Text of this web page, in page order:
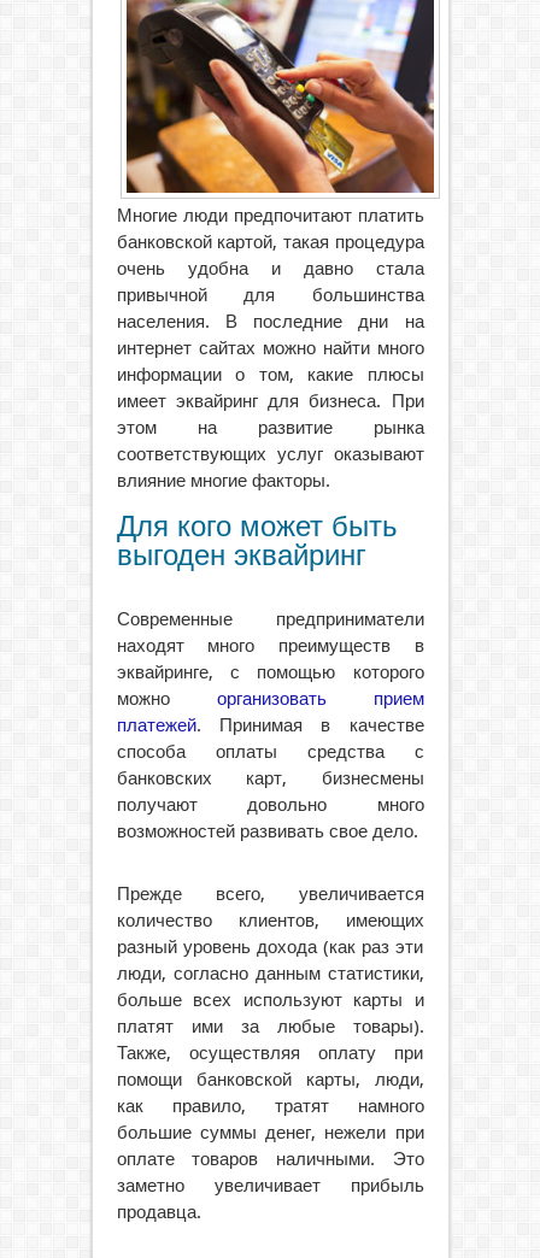
Многие люди предпочитают платить
банковской картой, такая процедура
очень удобна и давно стала
привычной для большинства
населения. В последние дни на
интернет сайтах можно найти много
информации о том, какие плюсы
имеет эквайринг для бизнеса. При
этом на развитие рынка
соответствующих услуг оказывают
влияние многие факторы.
Для кого может быть
выгоден эквайринг
Современные предприниматели
находят много преимуществ в
эквайринге, с помощью которого
можно организовать прием
платежей. Принимая в качестве
способа оплаты средства с
банковских карт, бизнесмены
получают довольно много
возможностей развивать свое дело.
Прежде всего, увеличивается
количество клиентов, имеющих
разный уровень дохода (как раз эти
люди, согласно данным статистики,
больше всех используют карты и
платят ими за любые товары).
Также, осуществляя оплату при
помощи банковской карты, люди,
как правило, тратят намного
большие суммы денег, нежели при
оплате товаров наличными. Это
заметно увеличивает прибыль
продавца.